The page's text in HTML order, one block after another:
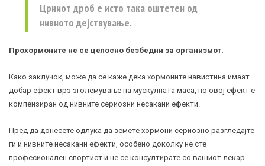
Црниот дроб е исто така оштетен од
нивното дејствување.
Прохормоните не се целосно безбедни за организмот.
Како заклучок, може да се каже дека хормоните навистина имаат
добар ефект врз зголемување на мускулната маса, но овој ефект е
компензиран од нивните сериозни несакани ефекти.
Пред да донесете одлука да земете хормони сериозно разгледајте
ги и нивните несакани ефекти, особено доколку не сте
професионален спортист и не се консултирате со вашиот лекар